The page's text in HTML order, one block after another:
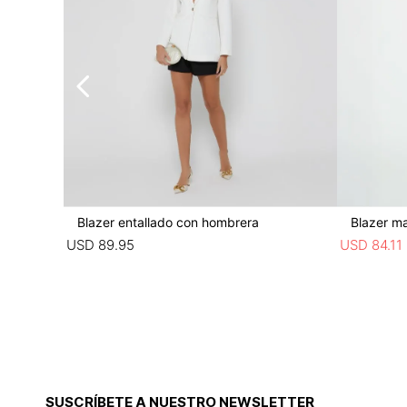
Blazer entallado con hombrera
USD 89.95
Blazer
USD 84.11
SUSCRÍBETE A NUESTRO NEWSLETTER